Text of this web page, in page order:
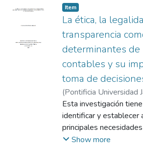
búsqueda de respuesta
distintas visiones,
sistemas evidenciables,
si somos lo que
pensamos. Cuerpo y
noción del cuerpo
carne" y la división
existencia son
racional sobre el cuerpo
ilusión. Arte de Vivir: La
se da a través de la
movimiento del cuerpo,
Item
La ética, la
transparencia
determinantes de
contables y su
toma de
(Pontificia Universidad
Espinosa Velasco, Juan
Suárez, Wilson Alexis
Esta investigación
identificar y establecer
principales necesidades
clasificadas como
Show more